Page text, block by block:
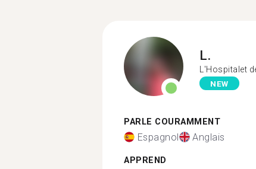
L.
L'Hospitalet
NEW
PARLE COURAMMENT
Espagnol Anglais
APPREND